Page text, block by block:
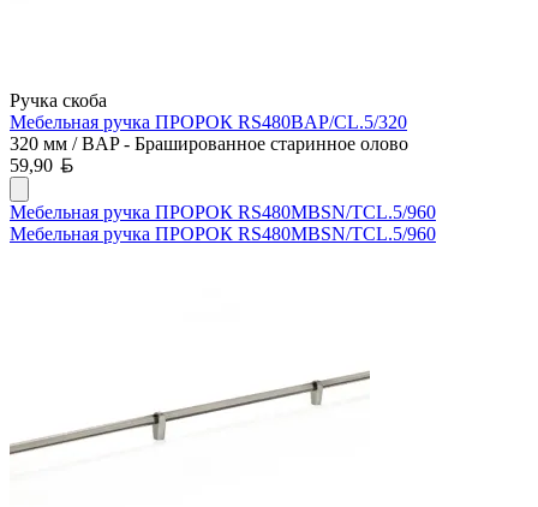
Ручка скоба
Мебельная ручка ПРОРОК RS480BAP/CL.5/320
320 мм / BAP - Брашированное старинное олово
59,90
Мебельная ручка ПРОРОК RS480MBSN/TCL.5/960
Мебельная ручка ПРОРОК RS480MBSN/TCL.5/960